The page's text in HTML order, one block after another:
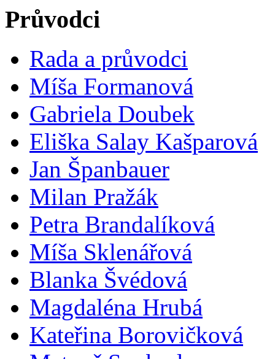
Průvodci
Rada a průvodci
Míša Formanová
Gabriela Doubek
Eliška Salay Kašparová
Jan Španbauer
Milan Pražák
Petra Brandalíková
Míša Sklenářová
Blanka Švédová
Magdaléna Hrubá
Kateřina Borovičková